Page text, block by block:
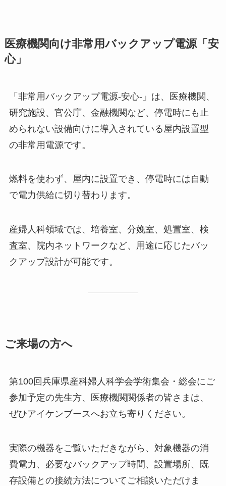
医療機関向け非常用バックアップ電源「安
心」
「非常用バックアップ電源-安心-」は、医療機関、
研究施設、官公庁、金融機関など、停電時にも止
められない設備向けに導入されている屋内設置型
の非常用電源です。
燃料を使わず、屋内に設置でき、停電時には自動
で電力供給に切り替わります。
産婦人科領域では、培養室、分娩室、処置室、検
査室、院内ネットワークなど、用途に応じたバッ
クアップ設計が可能です。
ご来場の方へ
第100回兵庫県産科婦人科学会学術集会・総会にご
参加予定の先生方、医療機関関係者の皆さまは、
ぜひアイケンブースへお立ち寄りください。
実際の機器をご覧いただきながら、対象機器の消
費電力、必要なバックアップ時間、設置場所、既
存設備との接続方法についてご相談いただけま